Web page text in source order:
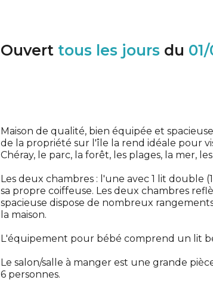
Ouvert tous les joursdu
Maison de qualité, bien équipée et
de la propriété sur l'île la rend idéale pour
Chéray, le parc, la forêt, les plages, la mer,
Les deux chambres : l'une avec 1 lit double
sa propre coiffeuse. Les deux chambres
spacieuse dispose de nombreux
la maison.
L'équipement pour bébé comprend un lit
Le salon/salle à manger est une grande
6 personnes.